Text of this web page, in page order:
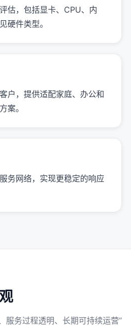
估，包括显卡、CPU、内
硬件类型。
户，提供适配家庭、办公和
案。
务网络，实现更稳定的响应
服务过程透明、长期可持续运营”